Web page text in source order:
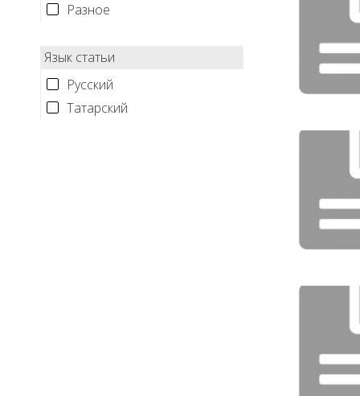
Разное
Язык статьи
Русский
Татарский